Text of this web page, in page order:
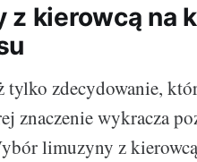
kierowcą na
zdecydowanie,
znaczenie wykracza
limuzyny z